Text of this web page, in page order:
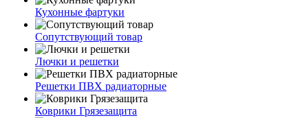
Кухонные фартуки
Сопутствующий товар
Лючки и решетки
Решетки ПВХ радиаторные
Коврики Грязезащита